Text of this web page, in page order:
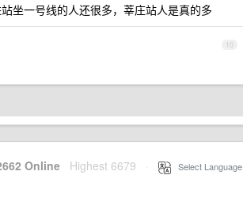
坐一号线的人还很多，莘庄站人是真的多
10
Online Highest 6679 Select Language